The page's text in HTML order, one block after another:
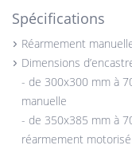
Spécifications
Réarmement
Dimensions
- de 300x300 mm à
manuelle
- de 350x385 mm à
réarmement motorisé